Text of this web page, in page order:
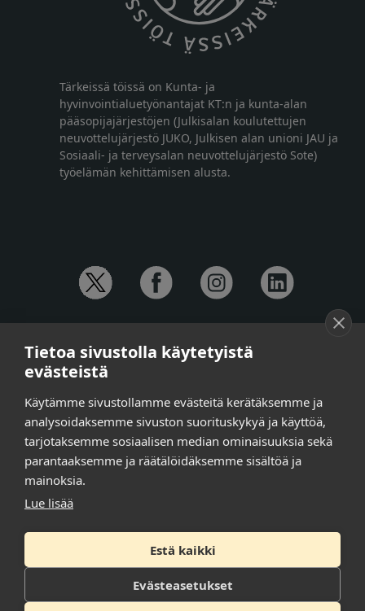
Tärkeissä töissä on Kunta- ja
hyvinvointialuetyönantajat KT:n ja kunta-alan
pääsopijajärjestöjen (Julkisalan koulutettujen
neuvottelujärjestö JUKO, Julkisen alan unioni JAU ja
Sosiaali- ja terveysalan neuvottelujärjestö Sote)
työelämän kehittämisen alusta.
Anna-Mari Jaanu, kehittämispäällikkö,
puh. +358 50 572 4620
Henna Honkalo,
viestintäpäällikkö,
puh. +358 50 479 6618
Ilari Raiski, viestintä- ja tapahtumakoordinaattori,
puh. +358 45 130 3832
Susanna Laasio,
tarkeissatoissa[a]kt.fi
Tilaa uutiskirje
Tietosuojaseloste
Saavutettavuusseloste
Tietoa sivustolla käytetyistä
evästeistä
Käytämme sivustollamme evästeitä kerätäksemme ja
analysoidaksemme sivuston suorituskykyä ja käyttöä,
tarjotaksemme sosiaalisen median ominaisuuksia sekä
parantaaksemme ja räätälöidäksemme sisältöä ja
mainoksia.
Lue lisää
Estä kaikki
Evästeasetukset